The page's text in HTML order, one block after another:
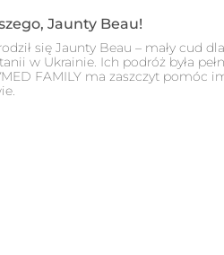
Jaunty Beau!
się Jaunty Beau – mały cud
w Ukrainie. Ich podróż była
FAMILY ma zaszczyt pomóc